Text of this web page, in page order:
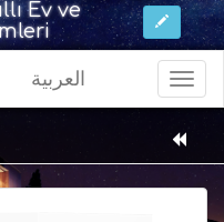
Ev ve
العربية